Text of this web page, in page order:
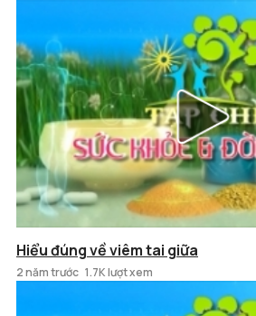
Hiểu đúng về viêm tai giữa
2 năm trước 1.7K lượt xem